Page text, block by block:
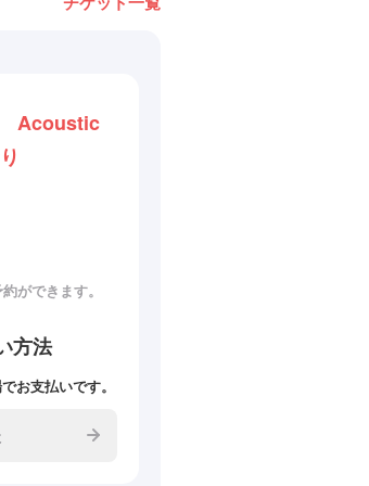
Acoustic
ができます。
方法
お支払いです。